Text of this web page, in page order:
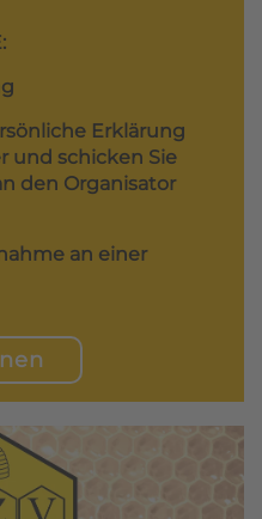
Erklärung
und schicken Sie
den Organisator
an einer